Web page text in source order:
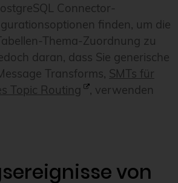
Connector-
finden, um die
Thema-Zuordnung zu
daran, dass Sie generische
Transforms, SMTs für
Topic Routing
, verwenden
von